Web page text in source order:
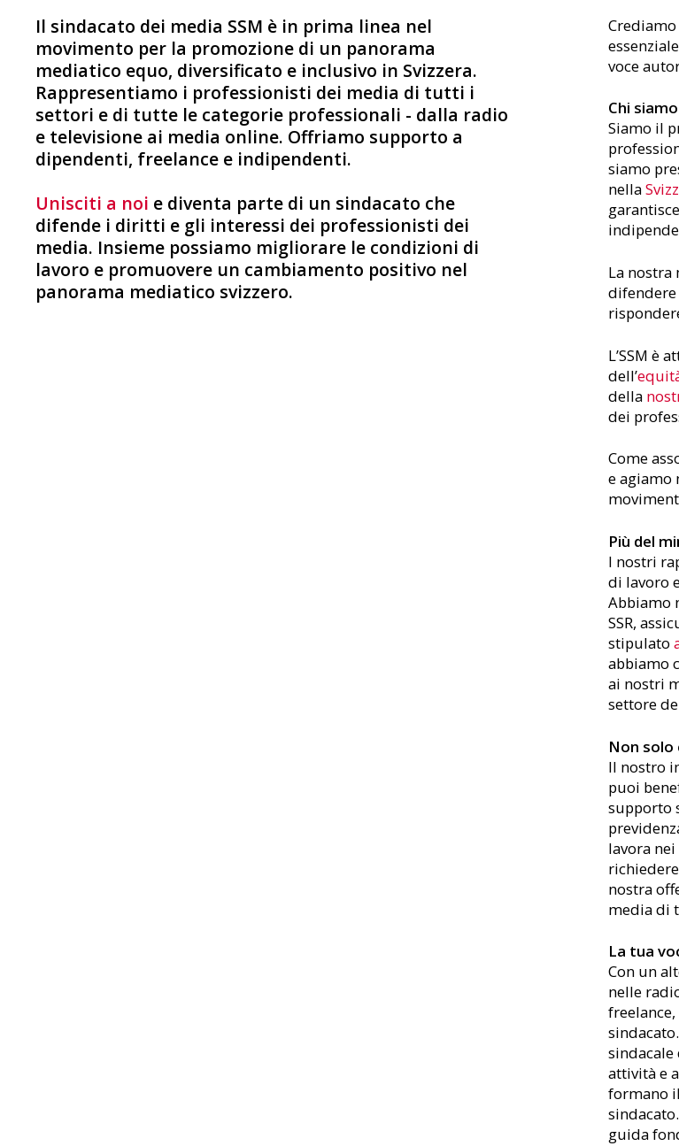
Il sindacato dei media SSM è in prima linea nel
movimento per la promozione di un panorama
mediatico equo, diversificato e inclusivo in Svizzera.
Rappresentiamo i professionisti dei media di tutti i
settori e di tutte le categorie professionali - dalla radio
e televisione ai media online. Offriamo supporto a
dipendenti, freelance e indipendenti.
Unisciti a noi e diventa parte di un sindacato che
difende i diritti e gli interessi dei professionisti dei
media. Insieme possiamo migliorare le condizioni di
lavoro e promuovere un cambiamento positivo nel
panorama mediatico svizzero.
voce
Chi siamo
Siamo il
siamo
nella
La
difendere
L’SSM è
dell’
della
dei
Come
e agiamo
Più del
I nostri
di lavoro
Abbiamo
SSR,
stipulato
abbiamo
ai nostri
settore
Non solo
ll nostro
puoi
supporto
lavora
nostra
media di
La tua
Con un
nelle
sindacale
attività e
formano
guida